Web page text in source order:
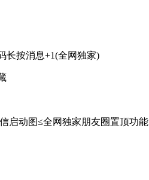
长按消息+1(全网独家)
启动图≤全网独家朋友圈置顶功能